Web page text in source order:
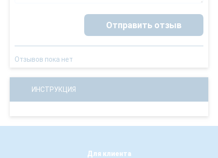
Отправить отзыв
Отзывов пока нет
ИНСТРУКЦИЯ
Для клиента